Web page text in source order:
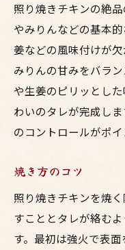
プロが教え
鶏肉のカッ
タレの絶妙
焼き工程の
家庭でもで
新鮮な鶏肉
鶏肉の下処
タレの浸透
焼きムラを
照り焼きチキンの絶
やみりんなどの基本
姜などの風味付けが
みりんの甘みをバラ
や生姜のピリッとし
わいのタレが完成し
のコントロールがポイ
焼き方のコツ
照り焼きチキンを焼
すこととタレが絡む
す。最初は強火で表